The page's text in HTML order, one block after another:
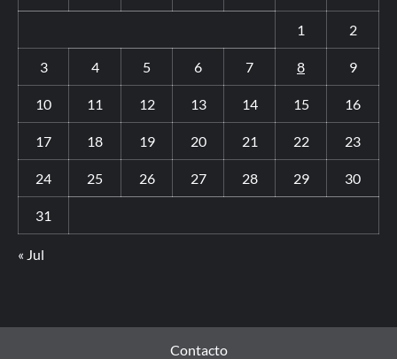
1 2
3 4 5 6 7 8 9
10 11 12 13 14 15 16
17 18 19 20 21 22 23
24 25 26 27 28 29 30
31
« Jul
Contacto